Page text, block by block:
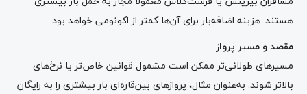
هستند. هزینه اضافه‌بار برای آن‌ها کمتر از اکونومی خواهد بود.
مقصد و مسیر پرواز
مسیرهای طولانی‌تر ممکن است مشمول قوانین خاص‌تر یا نرخ‌های
بالاتر شوند. به‌عنوان مثال، پروازهای بین‌قاره‌ای بار بیشتری را به رایگان